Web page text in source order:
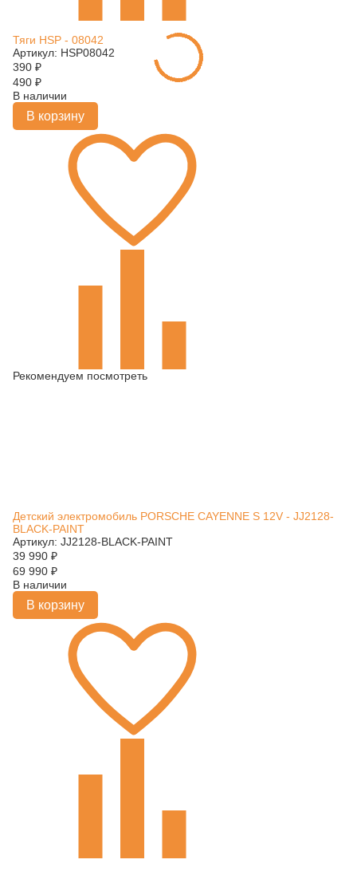
Тяги HSP - 08042
Артикул: HSP08042
390 ₽
490 ₽
В наличии
В корзину
Рекомендуем посмотреть
Детский электромобиль PORSCHE CAYENNE S 12V - JJ2128-
BLACK-PAINT
Артикул: JJ2128-BLACK-PAINT
39 990 ₽
69 990 ₽
В наличии
В корзину